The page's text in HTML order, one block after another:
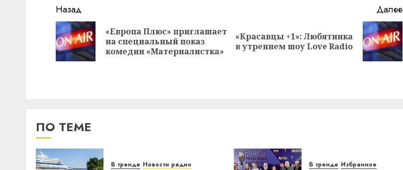
Навигация
записи
Назад
Предыдущая
запись:
«Европа Плюс» приглашает
на специальный показ
комедии «Материалистка»
Далее
Следующая
запись:
«Красавцы +1»: Любятинка
в утреннем шоу Love Radio
ПО ТЕМЕ
В тренде Новости радио В тренде Избранное